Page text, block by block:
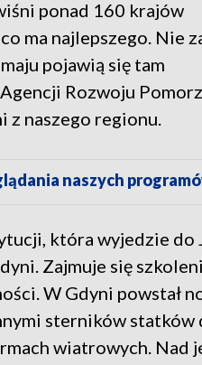
ponad 160 krajów
ma najlepszego. Nie
pojawią się tam
Rozwoju
naszego regionu.
naszych
która wyjedzie
Zajmuje się
W Gdyni powstał
sterników
wiatrowych. Nad